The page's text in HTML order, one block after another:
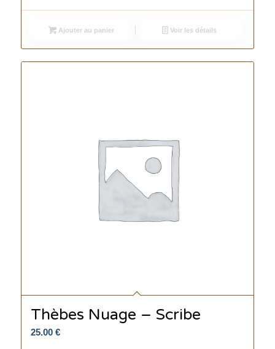
Ajouter au panier Voir les détails
Thèbes Nuage – Scribe
25.00 €